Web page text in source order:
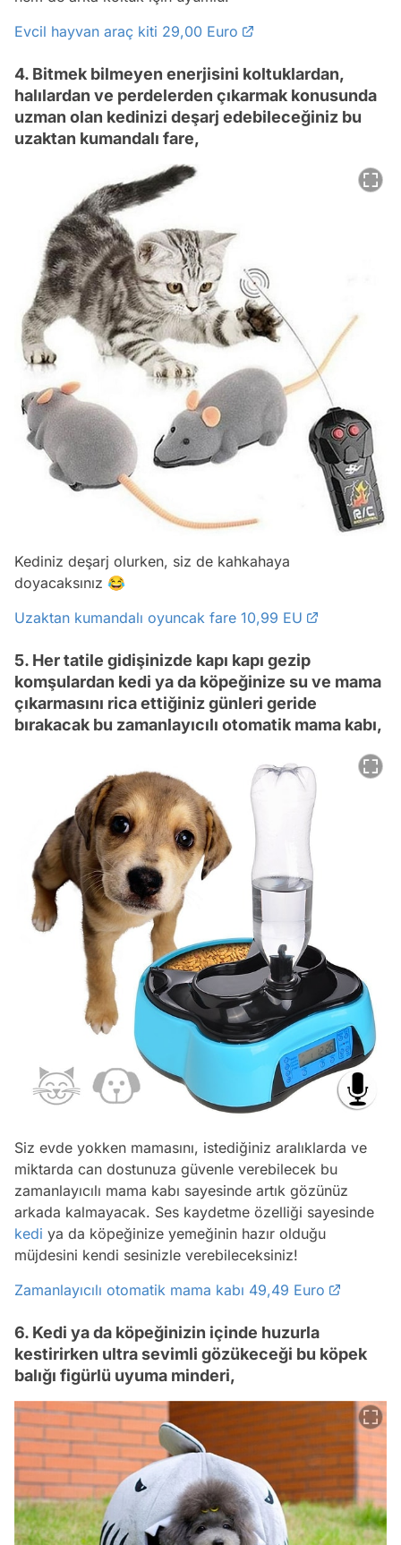
Evcil hayvan araç kiti 29,00 Euro
4. Bitmek bilmeyen enerjisini koltuklardan,
halılardan ve perdelerden çıkarmak konusunda
uzman olan kedinizi deşarj edebileceğiniz bu
uzaktan kumandalı fare,
Kediniz deşarj olurken, siz de kahkahaya
doyacaksınız 😂
Uzaktan kumandalı oyuncak fare 10,99 EU
5. Her tatile gidişinizde kapı kapı gezip
komşulardan kedi ya da köpeğinize su ve mama
çıkarmasını rica ettiğiniz günleri geride
bırakacak bu zamanlayıcılı otomatik mama kabı,
Siz evde yokken mamasını, istediğiniz aralıklarda ve
miktarda can dostunuza güvenle verebilecek bu
zamanlayıcılı mama kabı sayesinde artık gözünüz
arkada kalmayacak. Ses kaydetme özelliği sayesinde
kedi ya da köpeğinize yemeğinin hazır olduğu
müjdesini kendi sesinizle verebileceksiniz!
Zamanlayıcılı otomatik mama kabı 49,49 Euro
6. Kedi ya da köpeğinizin içinde huzurla
kestirirken ultra sevimli gözükeceği bu köpek
balığı figürlü uyuma minderi,